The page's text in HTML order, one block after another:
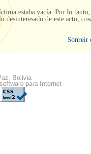
estaba vacía. Por lo
de este acto,
Sonreir
Bolivia
para Internet